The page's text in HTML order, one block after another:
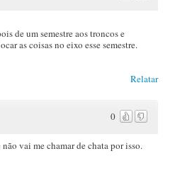
de um semestre aos troncos e
as coisas no eixo esse semestre.
Relatar
0
vai me chamar de chata por isso.